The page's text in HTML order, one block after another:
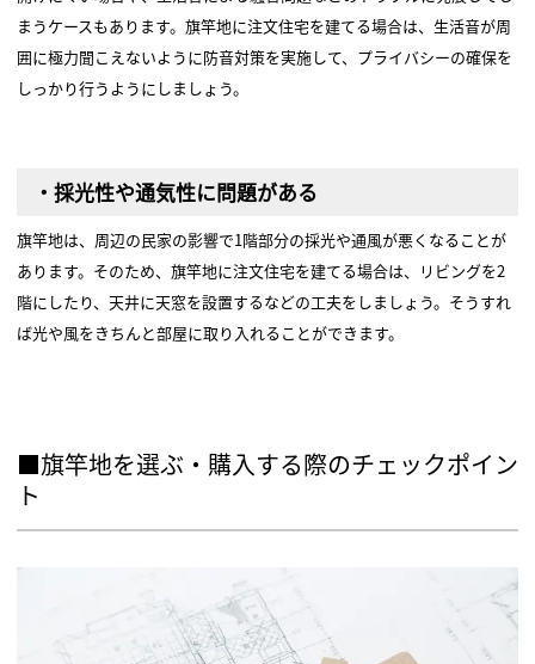
まうケースもあります。旗竿地に注文住宅を建てる場合は、生活音が周
囲に極力聞こえないように防音対策を実施して、プライバシーの確保を
しっかり行うようにしましょう。
・採光性や通気性に問題がある
旗竿地は、周辺の民家の影響で1階部分の採光や通風が悪くなることが
あります。そのため、旗竿地に注文住宅を建てる場合は、リビングを2
階にしたり、天井に天窓を設置するなどの工夫をしましょう。そうすれ
ば光や風をきちんと部屋に取り入れることができます。
■旗竿地を選ぶ・購入する際のチェックポイン
ト